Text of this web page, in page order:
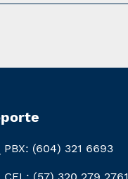
PBX: (604) 321 6693